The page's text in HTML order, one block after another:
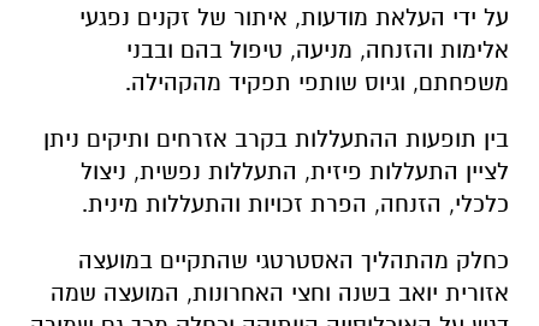
על ידי העלאת מודעות, איתור של זקנים נפגעי
אלימות והזנחה, מניעה, טיפול בהם ובבני
משפחתם, וגיוס שותפי תפקיד מהקהילה.
בין תופעות ההתעללות בקרב אזרחים ותיקים ניתן
לציין התעללות פיזית, התעללות נפשית, ניצול
כלכלי, הזנחה, הפרת זכויות והתעללות מינית.
כחלק מהתהליך האסטרטגי שהתקיים במועצה
אזורית יואב בשנה וחצי האחרונות, המועצה שמה